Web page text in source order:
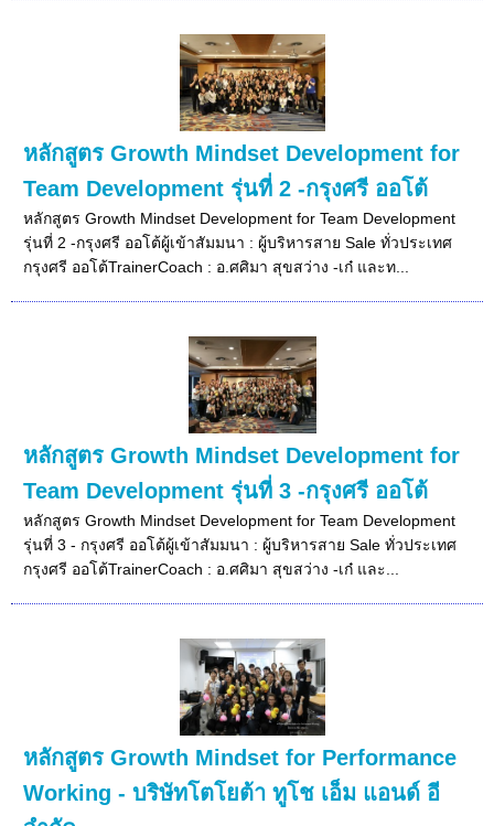
หลักสูตร Growth Mindset Development for
Team Development รุ่นที่ 2 -กรุงศรี ออโต้
หลักสูตร Growth Mindset Development for Team Development
รุ่นที่ 2 -กรุงศรี ออโต้ผู้เข้าสัมมนา : ผู้บริหารสาย Sale ทั่วประเทศ
กรุงศรี ออโต้TrainerCoach : อ.ศศิมา สุขสว่าง -เก๋ และท...
หลักสูตร Growth Mindset Development for
Team Development รุ่นที่ 3 -กรุงศรี ออโต้
หลักสูตร Growth Mindset Development for Team Development
รุ่นที่ 3 - กรุงศรี ออโต้ผู้เข้าสัมมนา : ผู้บริหารสาย Sale ทั่วประเทศ
กรุงศรี ออโต้TrainerCoach : อ.ศศิมา สุขสว่าง -เก๋ และ...
หลักสูตร Growth Mindset for Performance
Working - บริษัทโตโยต้า ทูโช เอ็ม แอนด์ อี